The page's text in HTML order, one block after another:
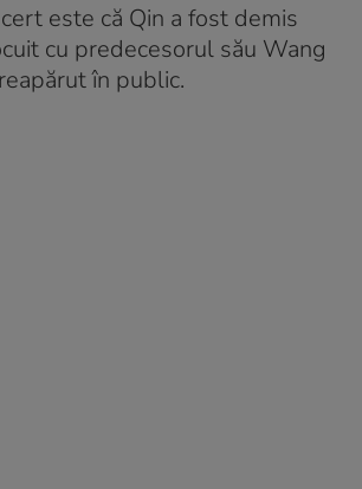
este că Qin a fost demis
cu predecesorul său Wang
în public.